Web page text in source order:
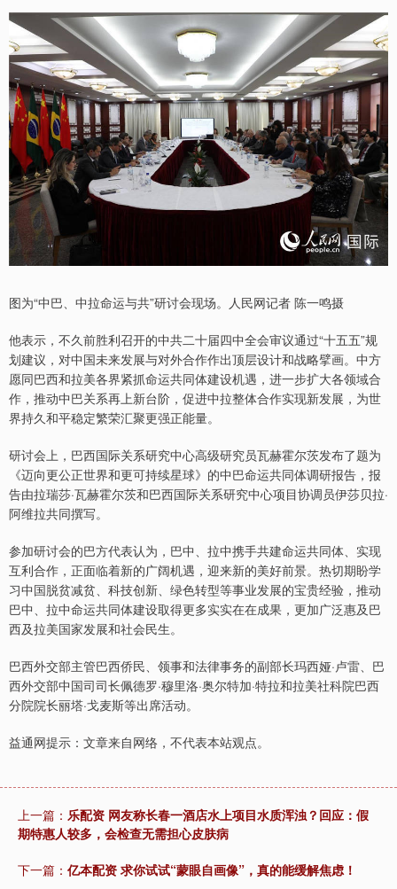
图为“中巴、中拉命运与共”研讨会现场。人民网记者 陈一鸣摄
他表示，不久前胜利召开的中共二十届四中全会审议通过“十五五”规
划建议，对中国未来发展与对外合作作出顶层设计和战略擘画。中方
愿同巴西和拉美各界紧抓命运共同体建设机遇，进一步扩大各领域合
作，推动中巴关系再上新台阶，促进中拉整体合作实现新发展，为世
界持久和平稳定繁荣汇聚更强正能量。
研讨会上，巴西国际关系研究中心高级研究员瓦赫霍尔茨发布了题为
《迈向更公正世界和更可持续星球》的中巴命运共同体调研报告，报
告由拉瑞莎·瓦赫霍尔茨和巴西国际关系研究中心项目协调员伊莎贝拉·
阿维拉共同撰写。
参加研讨会的巴方代表认为，巴中、拉中携手共建命运共同体、实现
互利合作，正面临着新的广阔机遇，迎来新的美好前景。热切期盼学
习中国脱贫减贫、科技创新、绿色转型等事业发展的宝贵经验，推动
巴中、拉中命运共同体建设取得更多实实在在成果，更加广泛惠及巴
西及拉美国家发展和社会民生。
巴西外交部主管巴西侨民、领事和法律事务的副部长玛西娅·卢雷、巴
西外交部中国司司长佩德罗·穆里洛·奥尔特加·特拉和拉美社科院巴西
分院院长丽塔·戈麦斯等出席活动。
益通网提示：文章来自网络，不代表本站观点。
上一篇： 乐配资 网友称长春一酒店水上项目水质浑浊？回应：假
期特惠人较多，会检查无需担心皮肤病
下一篇： 亿本配资 求你试试“蒙眼自画像”，真的能缓解焦虑！